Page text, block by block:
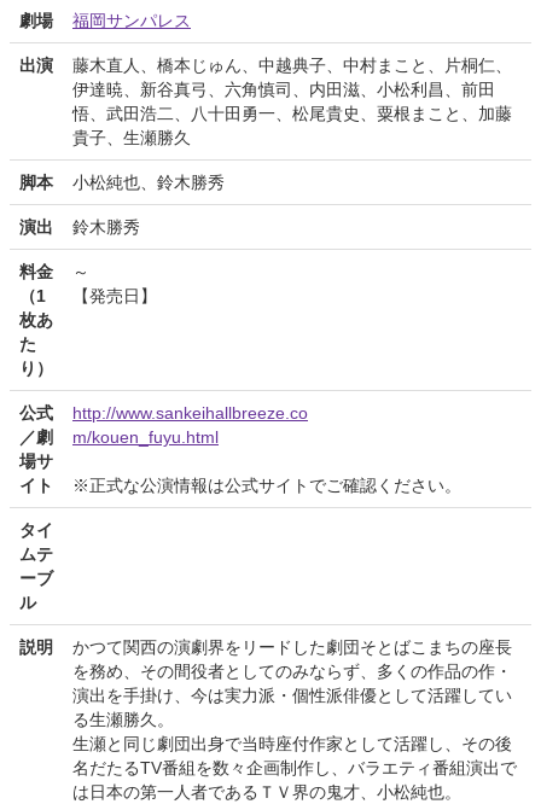
劇場 福岡サンパレス
出演
藤木直人、橋本じゅん、中越典子、中村まこと、片桐仁、
伊達暁、新谷真弓、六角慎司、内田滋、小松利昌、前田
悟、武田浩二、八十田勇一、松尾貴史、粟根まこと、加藤
貴子、生瀬勝久
脚本 小松純也、鈴木勝秀
演出 鈴木勝秀
料金
（1
枚あ
た
り）
～
【発売日】
公式
／劇
場サ
イト
http://www.sankeihallbreeze.co
m/kouen_fuyu.html
※正式な公演情報は公式サイトでご確認ください。
タイ
ムテ
ーブ
ル
説明
かつて関西の演劇界をリードした劇団そとばこまちの座長
を務め、その間役者としてのみならず、多くの作品の作・
演出を手掛け、今は実力派・個性派俳優として活躍してい
る生瀬勝久。
生瀬と同じ劇団出身で当時座付作家として活躍し、その後
名だたるTV番組を数々企画制作し、バラエティ番組演出で
は日本の第一人者であるＴＶ界の鬼才、小松純也。